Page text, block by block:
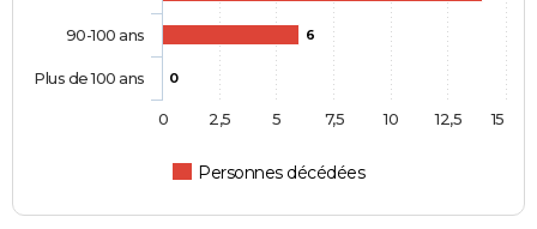
6
0
Personnes décédées
90-100 ans
Plus de 100 ans
0 2,5 5 7,5 10 12,5 15